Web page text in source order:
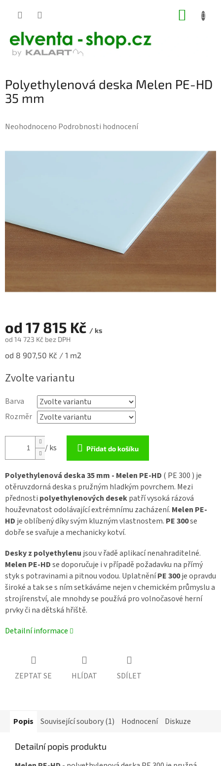
Polyethylenová deska Melen PE-HD
35 mm
Průměrné
produktu
Neohodnoceno Podrobnosti hodnocení
od 17 815 Kč / ks
od 14 723 Kč bez DPH
Měrná
od 8 907,50 Kč / 1 m2
Zvolte variantu
Barva
Rozměr
/ ks Přidat do košíku
Polyethylenová deska 35 mm - Melen PE-HD ( PE 300 ) je
otěruvzdorná deska s pružným hladkým povrchem. Mezi
přednosti polyethylenových desekpatří vysoká rázová
houževnatost odolávající extrémnímu zacházení. Melen PE-
HD je oblíbený díky svým kluzným vlastnostem. PE 300se
dobře se svařuje a mechanicky kotví.
Desky z polyethylenu jsou v řadě aplikací nenahraditelné.
Melen PE-HDse doporučuje i v případě požadavku na přímý
styk s potravinami a pitnou vodou. UplatněníPE 300je opravdu
široké a tak se s ním setkáváme nejen v chemickém průmyslu a
strojírenství, ale mnohdy se používá pro volnočasové herní
prvky či na dětská hřiště.
Detailní informace
ZEPTAT SE HLÍDAT SDÍLET
Popis Související soubory (1) Hodnocení Diskuze
Detailní popis produktu